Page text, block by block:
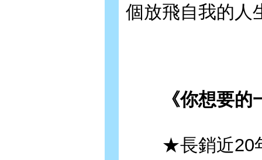
個放飛自我的人
《你想要的一
★長銷近20年